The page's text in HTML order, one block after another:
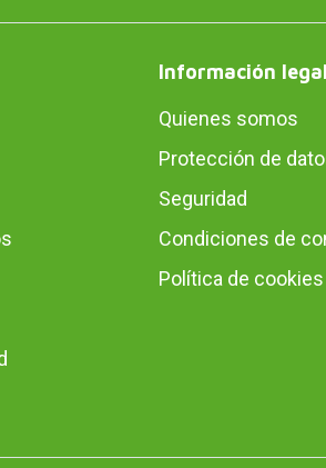
Información legal
Quienes somos
Protección de
Seguridad
Condiciones de
Política de cookies